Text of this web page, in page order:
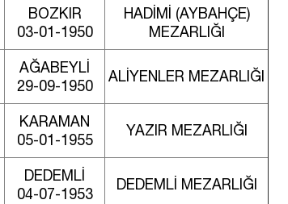
BOZKIR
03-01-1950
HADİMİ (AYBAHÇE)
MEZARLIĞI
AĞABEYLİ
29-09-1950
ALİYENLER MEZARLIĞI
KARAMAN
05-01-1955
YAZIR MEZARLIĞI
DEDEMLİ
04-07-1953
DEDEMLİ MEZARLIĞI